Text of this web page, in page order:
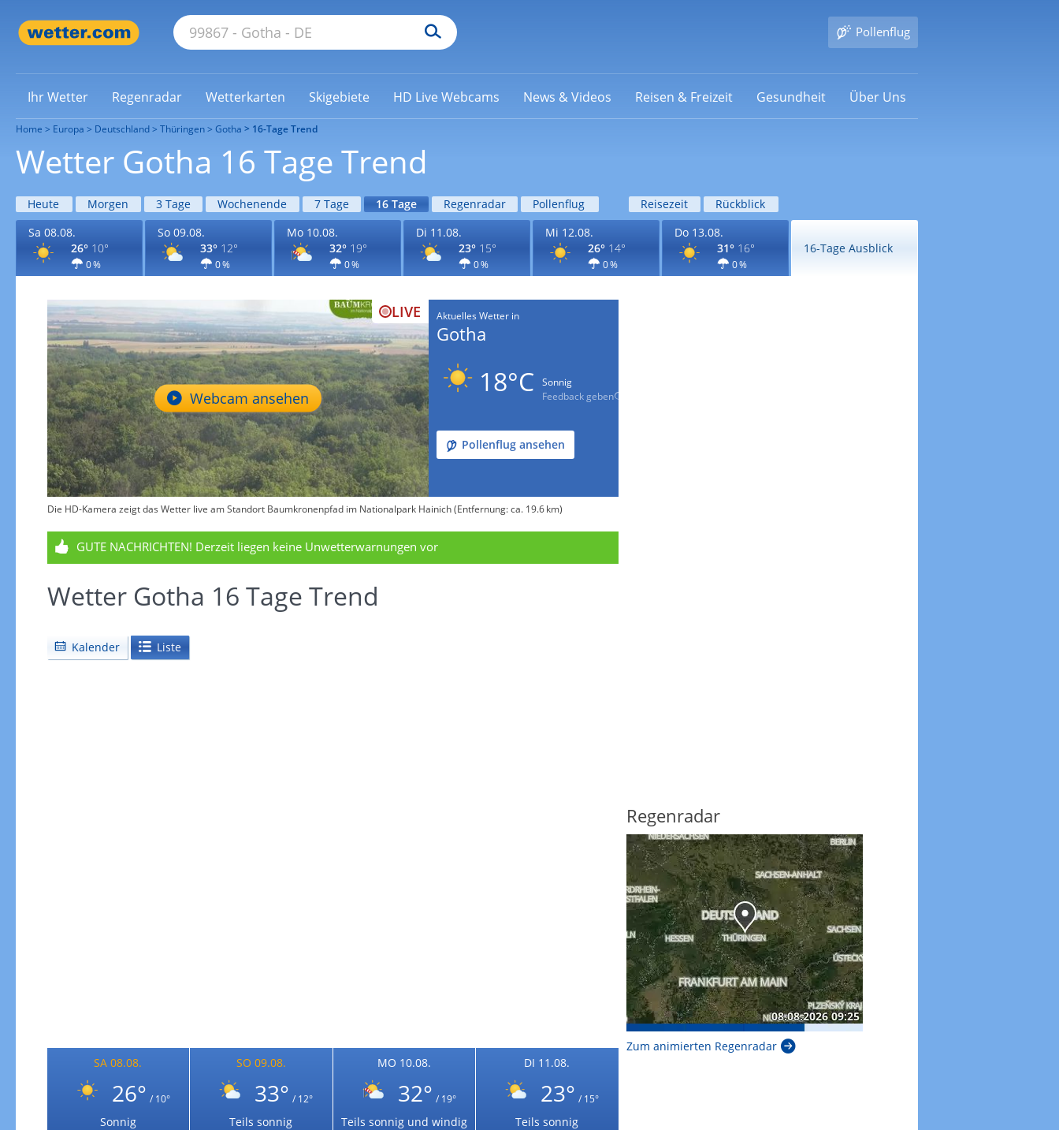
Pollenflug
Ihr Wetter Regenradar Wetterkarten Skigebiete HD Live Webcams News & Videos Reisen & Freizeit Gesundheit Über Uns
Home Europa Deutschland Thüringen Gotha 16-Tage Trend
Wetter Gotha 16 Tage Trend
Heute Morgen 3 Tage Wochenende 7 Tage 16 Tage Regenradar Pollenflug Reisezeit
Rückblick
Sa 08.08.
26° 10°
0 %
So 09.08.
33° 12°
0 %
Mo 10.08.
32° 19°
0 %
Di 11.08.
23° 15°
0 %
Mi 12.08.
26° 14°
0 %
Do 13.08.
31° 16°
0 %
16-Tage Ausblick
LIVE
Webcam ansehen
Aktuelles Wetter in
Gotha
18°C
Sonnig
Feedback geben
Pollenflug ansehen
Die HD-Kamera zeigt das Wetter live am Standort Baumkronenpfad im Nationalpark Hainich (Entfernung: ca. 19.6 km)
GUTE NACHRICHTEN! Derzeit liegen keine Unwetterwarnungen vor
Wetter Gotha 16 Tage Trend
Kalender Liste
SA 08.08.
26° / 10°
Sonnig
SO 09.08.
33° / 12°
Teils sonnig
MO 10.08.
32° / 19°
Teils sonnig und windig
DI 11.08.
23° / 15°
Teils sonnig
Regenradar
Zum animierten Regenradar